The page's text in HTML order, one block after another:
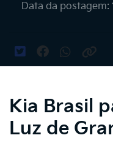
Data da
Kia Brasil
Luz de